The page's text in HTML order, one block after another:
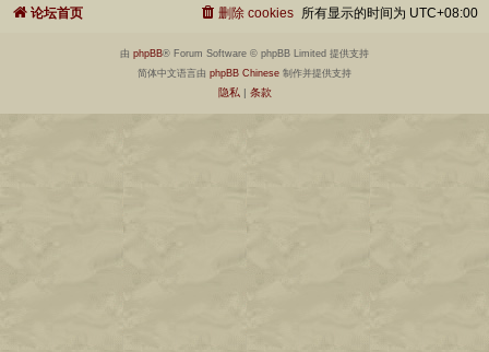
论坛首页 所有显示的时间为 UTC+08:00
删除 cookies
由 phpBB® Forum Software © phpBB Limited 提供支持
简体中文语言由 phpBB Chinese 制作并提供支持
隐私| 条款